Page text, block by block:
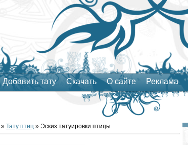
Добавить тату Скачать О сайте Реклама
» Тату птиц » Эскиз татуировки птицы